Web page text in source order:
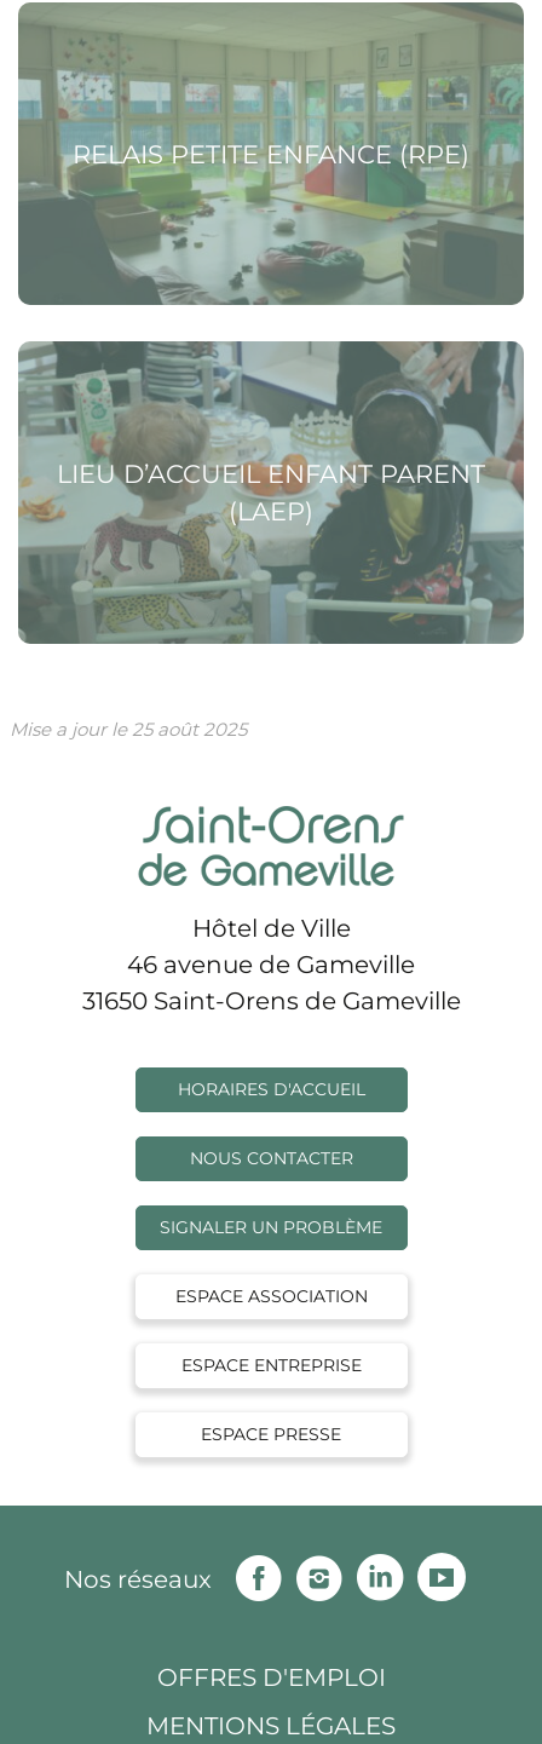
RELAIS PETITE ENFANCE (RPE)
Voir la page Relais Petite Enfance (RPE)
LIEU D’ACCUEIL ENFANT PARENT
(LAEP)
Voir la page Lieu d’Accueil Enfant Parent (LAEP)
Mise a jour le25 août 2025
Hôtel de Ville
46 avenue de Gameville
31650 Saint-Orens de Gameville
HORAIRES D'ACCUEIL
NOUS CONTACTER
SIGNALER UN PROBLÈME
ESPACE ASSOCIATION
ESPACE ENTREPRISE
ESPACE PRESSE
Nos réseaux
FacebookInstagramLinkedin
OFFRES D'EMPLOI
MENTIONS LÉGALES